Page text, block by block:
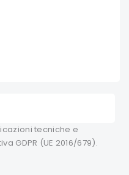
tecniche e
GDPR (UE 2016/679).